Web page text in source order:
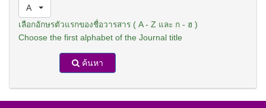
A
เลือกอักษรตัวแรกของชื่อวารสาร ( A - Z และ ก - ฮ )
Choose the first alphabet of the Journal title
ค้นหา